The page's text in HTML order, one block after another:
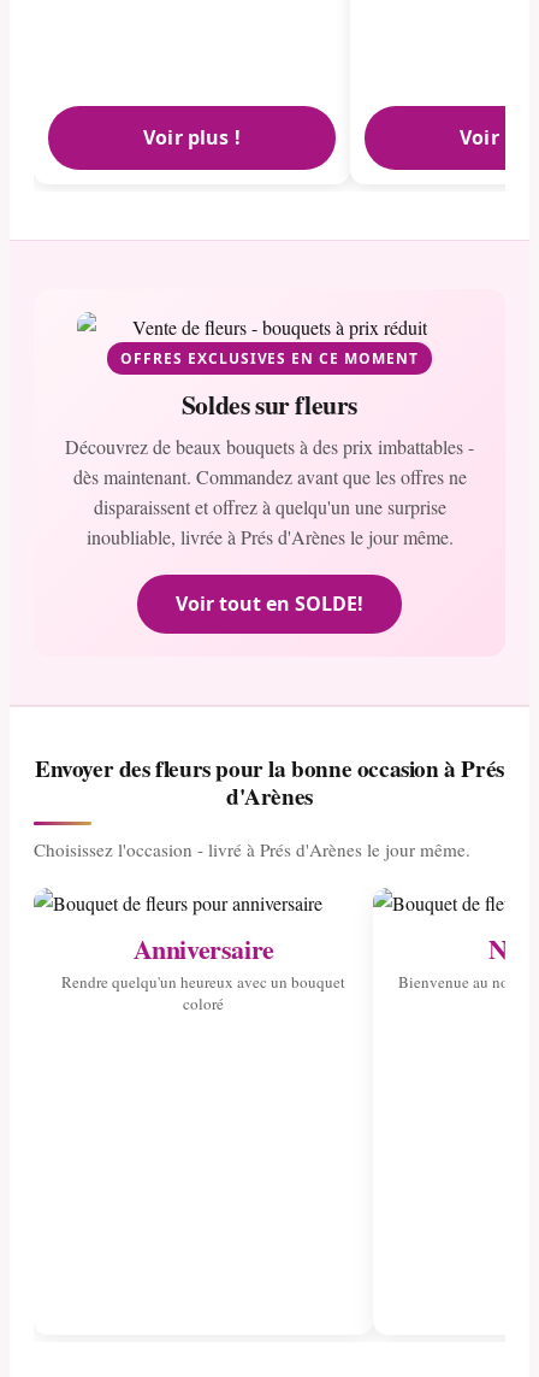
Voir plus ! Voir
OFFRES EXCLUSIVES EN CE MOMENT
Soldes sur fleurs
Découvrez de beaux bouquets à des prix imbattables -
dès maintenant. Commandez avant que les offres ne
disparaissent et offrez à quelqu'un une surprise
inoubliable, livrée à Prés d'Arènes le jour même.
Voir tout en SOLDE!
Envoyer des fleurs pour la bonne occasion à Prés
d'Arènes
Choisissez l'occasion - livré à Prés d'Arènes le jour même.
Anniversaire
Rendre quelqu'un heureux avec un bouquet
coloré
Bienvenue au